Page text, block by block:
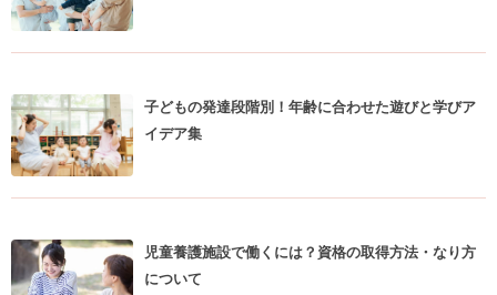
子どもの発達段階別！年齢に合わせた遊びと学びア
イデア集
児童養護施設で働くには？資格の取得方法・なり方
について